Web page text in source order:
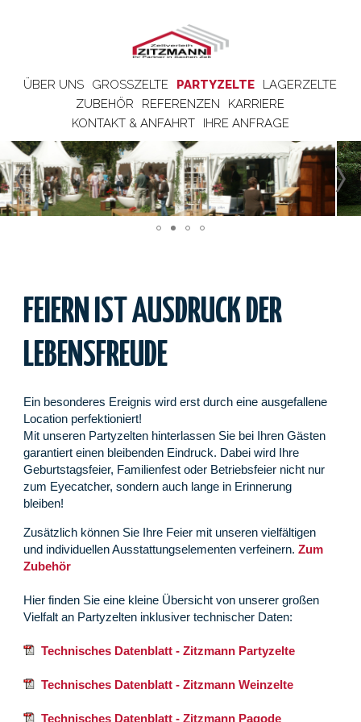
ÜBER UNS GROSSZELTE PARTYZELTE
LAGERZELTE
ZUBEHÖR
REFERENZEN
KARRIERE
KONTAKT & ANFAHRT
IHRE ANFRAGE
FEIERN IST AUSDRUCK DER
LEBENSFREUDE
Ein besonderes Ereignis wird erst durch eine ausgefallene
Location perfektioniert!
Mit unseren Partyzelten hinterlassen Sie bei Ihren Gästen
garantiert einen bleibenden Eindruck. Dabei wird Ihre
Geburtstagsfeier, Familienfest oder Betriebsfeier nicht nur
zum Eyecatcher, sondern auch lange in Erinnerung
bleiben!
Zusätzlich können Sie Ihre Feier mit unseren vielfältigen
und individuellen Ausstattungselementen verfeinern.Zum
Zubehör
Hier finden Sie eine kleine Übersicht von unserer großen
Vielfalt an Partyzelten inklusiver technischer Daten:
Technisches Datenblatt - Zitzmann Partyzelte
Technisches Datenblatt - Zitzmann Weinzelte
Technisches Datenblatt - Zitzmann Pagode